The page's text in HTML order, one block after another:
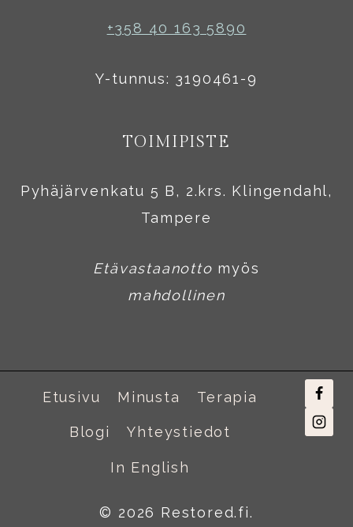
+358 40 163 5890
Y-tunnus: 3190461-9
TOIMIPISTE
Pyhäjärvenkatu 5 B, 2.krs. Klingendahl,
Tampere
Etävastaanotto myös
mahdollinen
Etusivu Minusta Terapia
Blogi Yhteystiedot
In English
© 2026 Restored.fi.